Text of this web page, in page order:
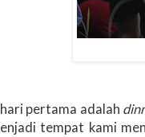
pertama adalah
tempat kami